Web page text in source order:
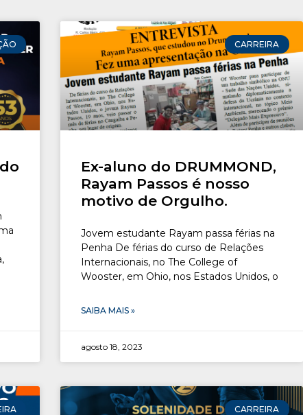
CARREIRA
Ex-aluno do DRUMMOND,
Rayam Passos é nosso
motivo de Orgulho.
Jovem estudante Rayam passa férias na
Penha De férias do curso de Relações
Internacionais, no The College of
Wooster, em Ohio, nos Estados Unidos, o
SAIBA MAIS »
agosto 18, 2023
CARREIRA